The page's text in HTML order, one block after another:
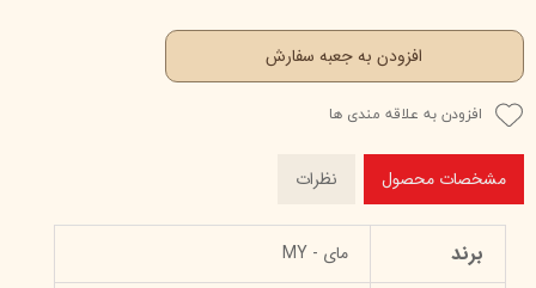
افزودن به جعبه سفارش
افزودن به علاقه مندی ها
مشخصات محصول نظرات
برند مای - MY